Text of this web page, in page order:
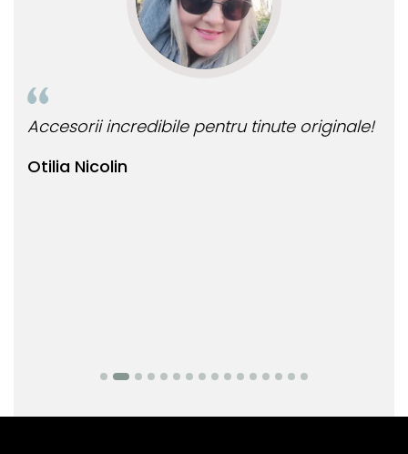
Otilia Nicolin
Accesorii incredibile pentru tinute originale!